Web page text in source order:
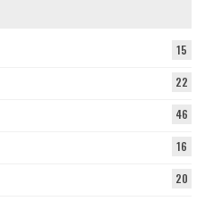
15
22
46
16
20